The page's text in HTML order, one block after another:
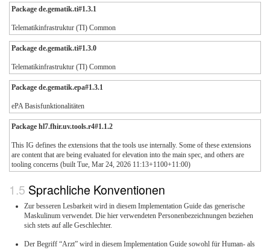
Package de.gematik.ti#1.3.1
Telematikinfrastruktur (TI) Common
Package de.gematik.ti#1.3.0
Telematikinfrastruktur (TI) Common
Package de.gematik.epa#1.3.1
ePA Basisfunktionalitäten
Package hl7.fhir.uv.tools.r4#1.1.2
This IG defines the extensions that the tools use internally. Some of these extensions
are content that are being evaluated for elevation into the main spec, and others are
tooling concerns (built Tue, Mar 24, 2026 11:13+1100+11:00)
Sprachliche Konventionen
Zur besseren Lesbarkeit wird in diesem Implementation Guide das generische
Maskulinum verwendet. Die hier verwendeten Personenbezeichnungen beziehen
sich stets auf alle Geschlechter.
Der Begriff “Arzt” wird in diesem Implementation Guide sowohl für Human- als